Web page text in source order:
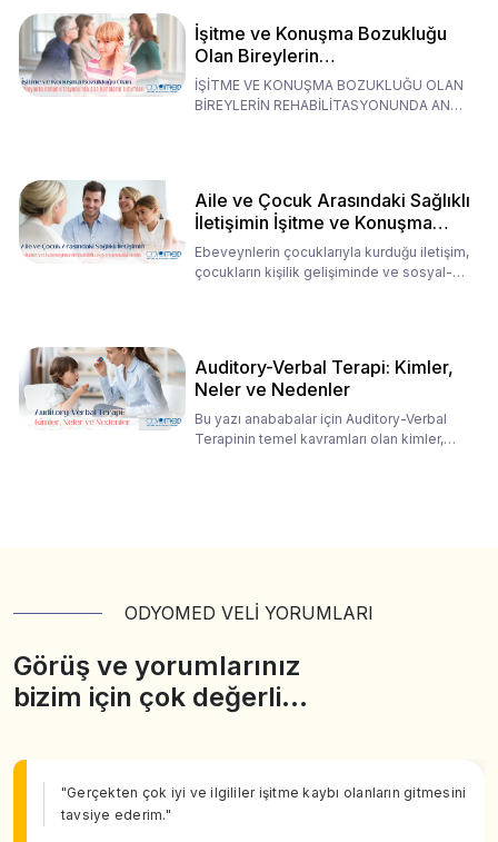
İşitme ve Konuşma Bozukluğu
Olan Bireylerin
Rehabilitasyonunda Ana
Babaların Tutumları
İŞİTME VE KONUŞMA BOZUKLUĞU OLAN
BİREYLERİN REHABİLİTASYONUNDA ANA
Aile ve Çocuk Arasındaki Sağlıklı
İletişimin İşitme ve Konuşma
Rehabilitasyonundaki Rolü
Ebeveynlerin çocuklarıyla kurduğu iletişim,
çocukların kişilik gelişiminde ve sosyal-
Auditory-Verbal Terapi: Kimler,
Neler ve Nedenler
Bu yazı anababalar için Auditory-Verbal
Terapinin temel kavramları olan kimler,
ODYOMED VELİ YORUMLARI
Görüş ve yorumlarınız
bizim için çok değerli…
"Gerçekten çok iyi ve ilgililer işitme kaybı olanların gitmesini
tavsiye ederim."